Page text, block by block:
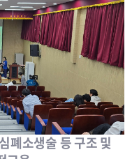
폐소생술 등 구조 및